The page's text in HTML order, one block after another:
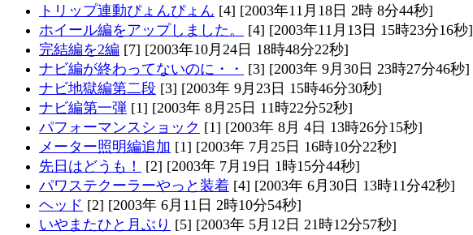
トリップ連動ぴょんぴょん [4] [2003年11月18日 2時 8分44秒]
ホイール編をアップしました。
[4] [2003年11月13日 15時23分16秒]
完結編を2編 [7] [2003年10月24日 18時48分22秒]
ナビ編が終わってないのに・・
[3] [2003年 9月30日 23時27分46秒]
ナビ地獄編第二段 [3] [2003年 9月23日 15時46分30秒]
ナビ編第一弾 [1] [2003年 8月25日 11時22分52秒]
パフォーマンスショック [1] [2003年 8月 4日 13時26分15秒]
メーター照明編追加 [1] [2003年 7月25日 16時10分22秒]
先日はどうも！
[2] [2003年 7月19日 1時15分44秒]
パワステクーラーやっと装着 [4] [2003年 6月30日 13時11分42秒]
ヘッド [2] [2003年 6月11日 2時10分54秒]
いやまたひと月ぶり [5] [2003年 5月12日 21時12分57秒]